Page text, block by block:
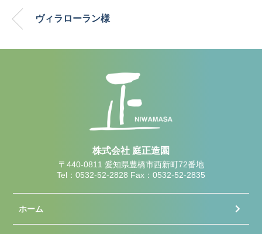
ヴィラローラン様
株式会社 庭正造園
〒440-0811 愛知県豊橋市西新町72番地
Tel：0532-52-2828 Fax：0532-52-2835
ホーム